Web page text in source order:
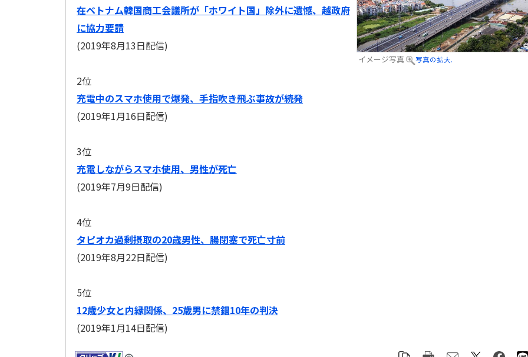
イメージ写真 写真の拡大.
在ベトナム韓国商工会議所が「ホワイト国」除外に遺憾、越政府
に協力要請
(2019年8月13日配信)
2位
充電中のスマホ使用で爆発、手指吹き飛ぶ事故が続発
(2019年1月16日配信)
3位
充電しながらスマホ使用、男性が死亡
(2019年7月9日配信)
4位
タピオカ過剰摂取の20歳男性、腸閉塞で死亡寸前
(2019年8月22日配信)
5位
12歳少女と内縁関係、25歳男に禁錮10年の判決
(2019年1月14日配信)